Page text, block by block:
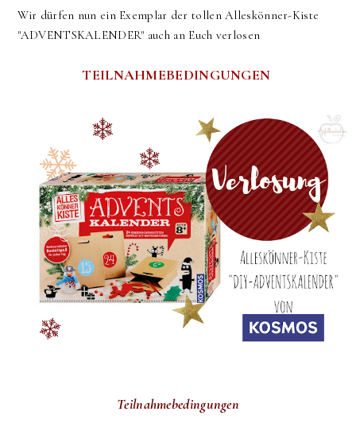
Wir dürfen nun ein Exemplar der tollen Alleskönner-Kiste
"ADVENTSKALENDER" auch an Euch verlosen
TEILNAHMEBEDINGUNGEN
Teilnahmebedingungen